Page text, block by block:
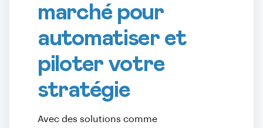
marché pour
automatiser et
piloter votre
stratégie
Avec des solutions comme